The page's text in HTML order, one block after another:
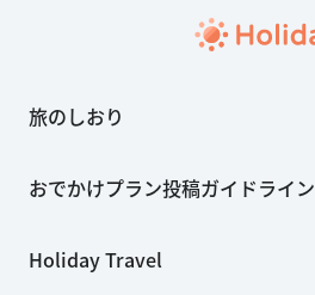
旅のしおり
おでかけプラン投稿ガイドライン
Holiday Travel